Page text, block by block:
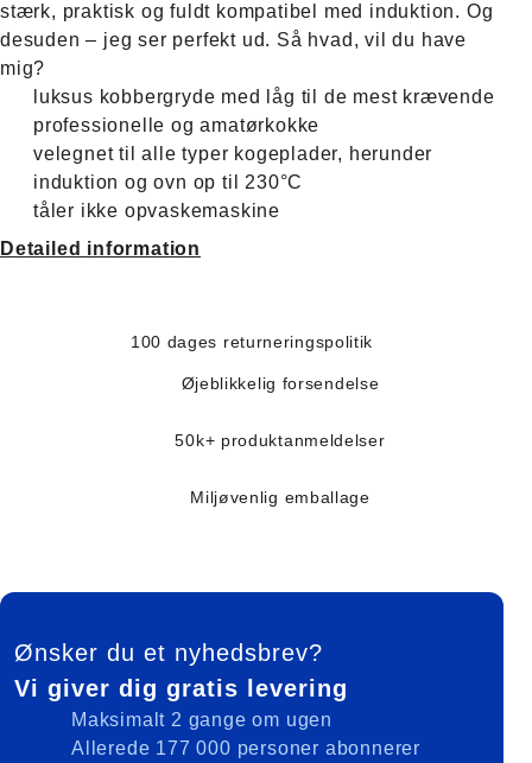
stærk, praktisk og fuldt kompatibel med induktion. Og
desuden – jeg ser perfekt ud. Så hvad, vil du have
mig?
luksus kobbergryde med låg til de mest krævende
professionelle og amatørkokke
velegnet til alle typer kogeplader, herunder
induktion og ovn op til 230°C
tåler ikke opvaskemaskine
Detailed information
100 dages returneringspolitik
Øjeblikkelig forsendelse
50k+ produktanmeldelser
Miljøvenlig emballage
FOOTER
Ønsker du et nyhedsbrev?
Vi giver dig gratis levering
Maksimalt 2 gange om ugen
Allerede 177 000 personer abonnerer